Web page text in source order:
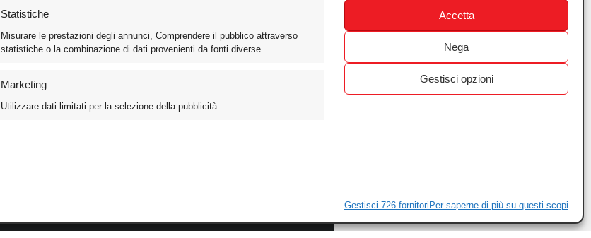
Statistiche
Misurare le prestazioni degli annunci, Comprendere il pubblico attraverso
statistiche o la combinazione di dati provenienti da fonti diverse.
Marketing
Utilizzare dati limitati per la selezione della pubblicità.
Gestisci 726 fornitori Per saperne di più su questi scopi
Accetta
Nega
Gestisci opzioni